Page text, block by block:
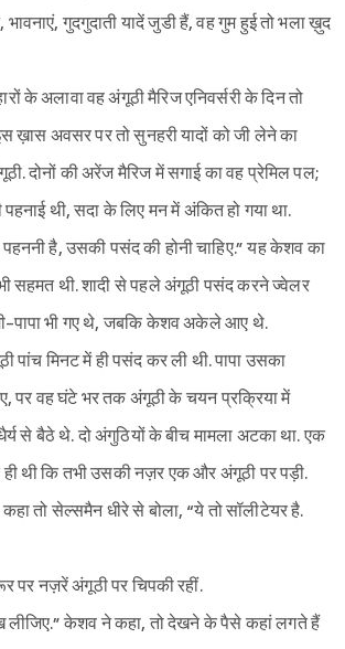
गुदगुदाती यादें जुडी हैं, वह गुम हुई तो भला ख़ुद
के अलावा वह अंगूठी मैरिज एनिवर्सरी के दिन तो
ख़ास अवसर पर तो सुनहरी यादों को जी लेने का
दोनों की अरेंज मैरिज में सगाई का वह प्रेमिल पल;
थी, सदा के लिए मन में अंकित हो गया था.
है, उसकी पसंद की होनी चाहिए.” यह केशव का
सहमत थी. शादी से पहले अंगूठी पसंद करने ज्वेलर
पापा भी गए थे, जबकि केशव अकेले आए थे.
पांच मिनट में ही पसंद कर ली थी. पापा उसका
पर वह घंटे भर तक अंगूठी के चयन प्रक्रिया में
से बैठे थे. दो अंगुठियों के बीच मामला अटका था. एक
ही थी कि तभी उसकी नज़र एक और अंगूठी पर पड़ी.
तो सेल्समैन धीरे से बोला, “ये तो सॉलीटेयर है.
पर नज़रें अंगूठी पर चिपकी रहीं.
लीजिए.” केशव ने कहा, तो देखने के पैसे कहां लगते हैं